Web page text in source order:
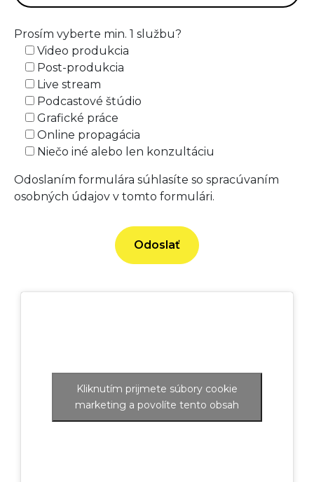
Prosím vyberte min. 1 službu?
Video produkcia
Post-produkcia
Live stream
Podcastové štúdio
Grafické práce
Online propagácia
Niečo iné alebo len konzultáciu
Odoslaním formulára súhlasíte so spracúvaním
osobných údajov v tomto formulári.
Kliknutím prijmete súbory cookie
marketing a povolíte tento obsah